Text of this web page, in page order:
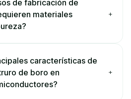
de fabricación de
materiales
características de
de boro en